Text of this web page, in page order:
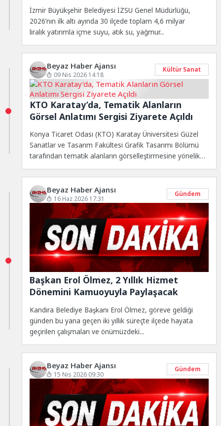
İzmir Büyükşehir Belediyesi İZSU Genel Müdürlüğü,
2026’nın ilk altı ayında 30 ilçede toplam 4,6 milyar
liralık yatırımla içme suyu, atık su, yağmur...
Beyaz Haber Ajansı
09 Nis 2026 14:18
Kültür Sanat
KTO Karatay’da, Tematik Alanların
Görsel Anlatımı Sergisi Ziyarete Açıldı
Konya Ticaret Odası (KTO) Karatay Üniversitesi Güzel
Sanatlar ve Tasarım Fakültesi Grafik Tasarımı Bölümü
tarafından tematik alanların görselleştirmesine yönelik
hayvanat...
Beyaz Haber Ajansı
16 Haz 2026 17:31
Gündem
Başkan Erol Ölmez, 2 Yıllık Hizmet
Dönemini Kamuoyuyla Paylaşacak
Kandıra Belediye Başkanı Erol Ölmez, göreve geldiği
günden bu yana geçen iki yıllık süreçte ilçede hayata
geçirilen çalışmaları ve önümüzdeki...
Beyaz Haber Ajansı
15 Nis 2026 09:30
Gündem